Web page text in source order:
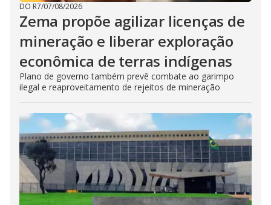
DO R7/07/08/2026
Zema propõe agilizar licenças de
mineração e liberar exploração
econômica de terras indígenas
Plano de governo também prevê combate ao garimpo
ilegal e reaproveitamento de rejeitos de mineração